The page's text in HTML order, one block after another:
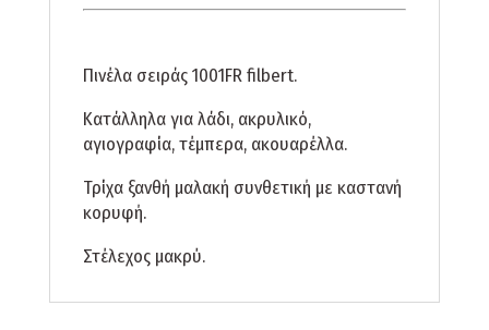
Πινέλα σειράς 1001FR filbert.
Κατάλληλα για λάδι, ακρυλικό,
αγιογραφία, τέμπερα, ακουαρέλλα.
Τρίχα ξανθή μαλακή συνθετική με καστανή
κορυφή.
Στέλεχος μακρύ.